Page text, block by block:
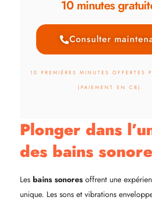
10 minutes
Consulter
10 PREMIÈRES MINUTES OFFERTES
(PAIEMENT EN CB).
Plonger dans
des bains
Les bains sonores offrent une
unique. Les sons et vibrations